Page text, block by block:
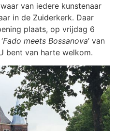
van iedere kunstenaar
in de Zuiderkerk. Daar
plaats, op vrijdag 6
Fado meets Bossanova’ van
bent van harte welkom.